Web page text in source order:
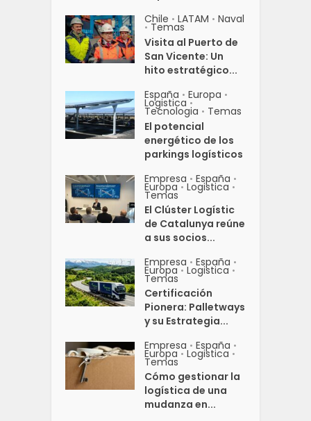
Chile • LATAM • Naval
• Temas
Visita al Puerto de
San Vicente: Un
hito estratégico...
España • Europa •
Logistica •
Tecnologia • Temas
El potencial
energético de los
parkings logísticos
Empresa • España •
Europa • Logistica •
Temas
El Clúster Logístic
de Catalunya reúne
a sus socios...
Empresa • España •
Europa • Logistica •
Temas
Certificación
Pionera: Palletways
y su Estrategia...
Empresa • España •
Europa • Logistica •
Temas
Cómo gestionar la
logística de una
mudanza en...